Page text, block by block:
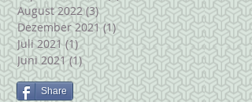
August 2022 (3)3 Beiträge
Dezember 2021 (1)1 Beitrag
Juli 2021 (1)1 Beitrag
Juni 2021 (1)1 Beitrag
Share